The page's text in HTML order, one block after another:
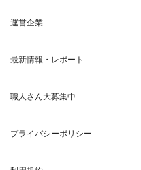
運営企業
最新情報・レポート
職人さん大募集中
プライバシーポリシー